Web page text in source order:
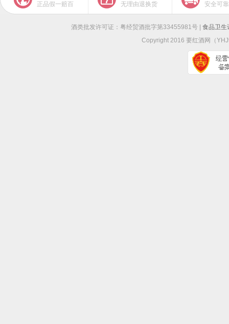
正品假一赔百 无理由退换货 安全可靠
酒类批发许可证：粤经贸酒批字第33455981号 | 食品卫生
Copyright 2016 要红酒网 （